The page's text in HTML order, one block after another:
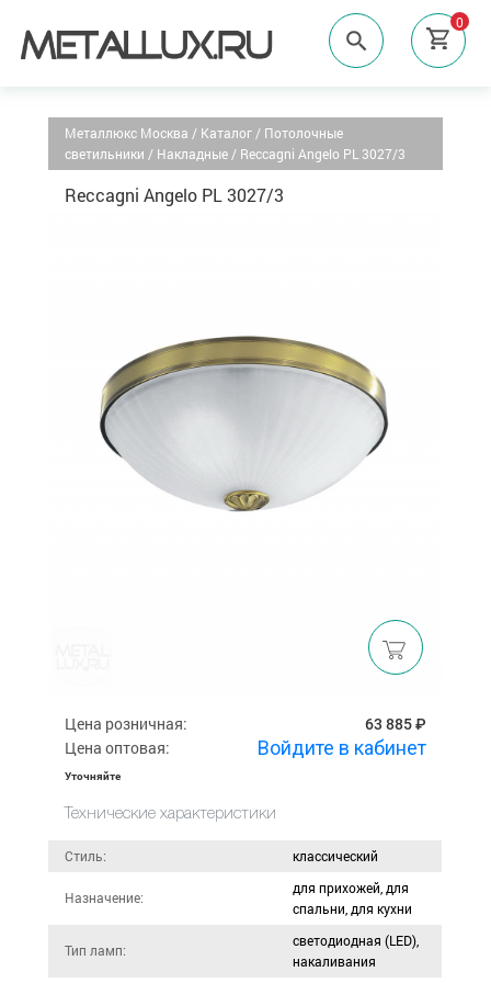
0
Металлюкс Москва / Каталог / Потолочные
светильники / Накладные / Reccagni Angelo PL 3027/3
Reccagni Angelo PL 3027/3
Цена розничная: 63 885 ₽
Цена оптовая: Войдите в кабинет
Уточняйте
Технические характеристики
Стиль: классический
Назначение:
для прихожей, для
спальни, для кухни
Тип ламп:
светодиодная (LED),
накаливания